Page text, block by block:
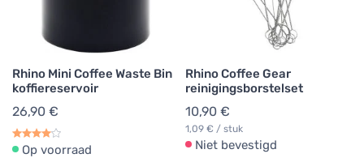
Rhino Mini Coffee Waste Bin
koffiereservoir
26,90 €
Op voorraad
Rhino Coffee Gear
reinigingsborstelset
10,90 €
1,09 € / stuk
Niet bevestigd